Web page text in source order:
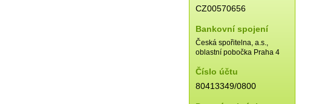
CZ00570656
Bankovní spojení
Česká spořitelna, a.s.,
oblastní pobočka Praha 4
Číslo účtu
80413349/0800